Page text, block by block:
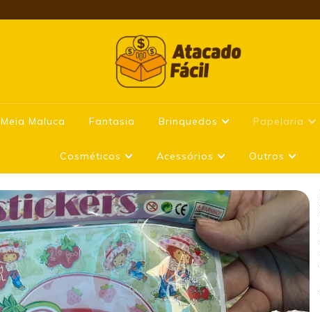
Meia Maluca Fantasia Brinquedos Papelaria
Cosméticos Acessórios Outros